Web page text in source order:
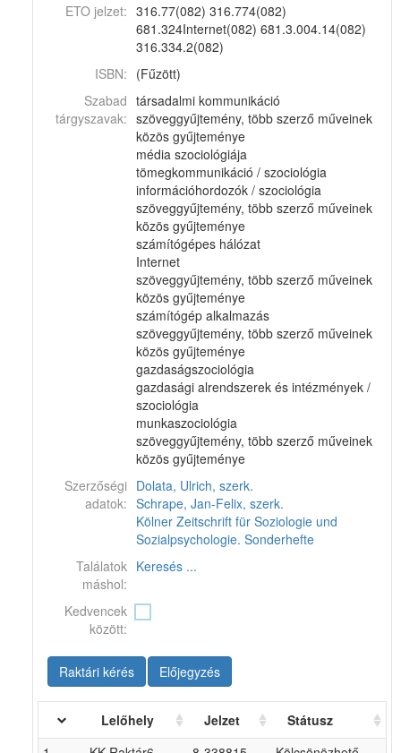
ETO jelzet: 316.77(082) 316.774(082)
681.324Internet(082) 681.3.004.14(082)
316.334.2(082)
ISBN: (Fűzött)
Szabad
tárgyszavak:
társadalmi kommunikáció
szöveggyűjtemény, több szerző műveinek
közös gyűjteménye
média szociológiája
tömegkommunikáció / szociológia
információhordozók / szociológia
szöveggyűjtemény, több szerző műveinek
közös gyűjteménye
számítógépes hálózat
Internet
szöveggyűjtemény, több szerző műveinek
közös gyűjteménye
számítógép alkalmazás
szöveggyűjtemény, több szerző műveinek
közös gyűjteménye
gazdaságszociológia
gazdasági alrendszerek és intézmények /
szociológia
munkaszociológia
szöveggyűjtemény, több szerző műveinek
közös gyűjteménye
Szerzőségi
adatok:
Dolata, Ulrich, szerk.
Schrape, Jan-Felix, szerk.
Kölner Zeitschrift für Soziologie und
Sozialpsychologie. Sonderhefte
Találatok
máshol:
Keresés ...
Kedvencek
között:
Raktári kérés Előjegyzés
Lelőhely Jelzet
Státusz